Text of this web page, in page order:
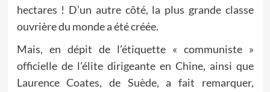
hectares ! D’un autre côté, la plus grande classe
ouvrière du monde a été créée.
Mais, en dépit de l’étiquette « communiste »
officielle de l’élite dirigeante en Chine, ainsi que
Laurence Coates, de Suède, a fait remarquer,